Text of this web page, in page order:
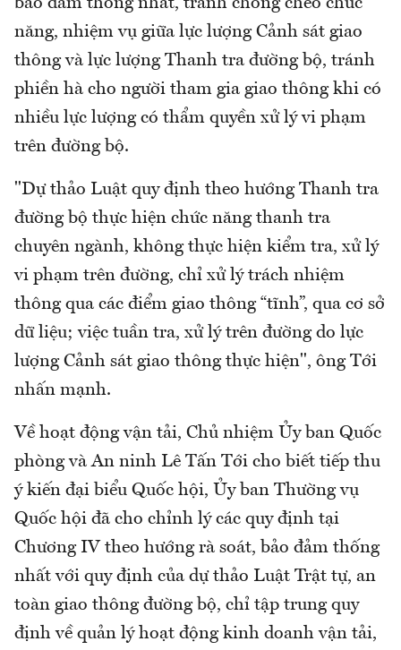
năng, nhiệm vụ giữa lực lượng Cảnh sát giao
thông và lực lượng Thanh tra đường bộ, tránh
phiền hà cho người tham gia giao thông khi có
nhiều lực lượng có thẩm quyền xử lý vi phạm
trên đường bộ.
"Dự thảo Luật quy định theo hướng Thanh tra
đường bộ thực hiện chức năng thanh tra
chuyên ngành, không thực hiện kiểm tra, xử lý
vi phạm trên đường, chỉ xử lý trách nhiệm
thông qua các điểm giao thông “tĩnh”, qua cơ sở
dữ liệu; việc tuần tra, xử lý trên đường do lực
lượng Cảnh sát giao thông thực hiện", ông Tới
nhấn mạnh.
Về hoạt động vận tải, Chủ nhiệm Ủy ban Quốc
phòng và An ninh Lê Tấn Tới cho biết tiếp thu
ý kiến đại biểu Quốc hội, Ủy ban Thường vụ
Quốc hội đã cho chỉnh lý các quy định tại
Chương IV theo hướng rà soát, bảo đảm thống
nhất với quy định của dự thảo Luật Trật tự, an
toàn giao thông đường bộ, chỉ tập trung quy
định về quản lý hoạt động kinh doanh vận tải,